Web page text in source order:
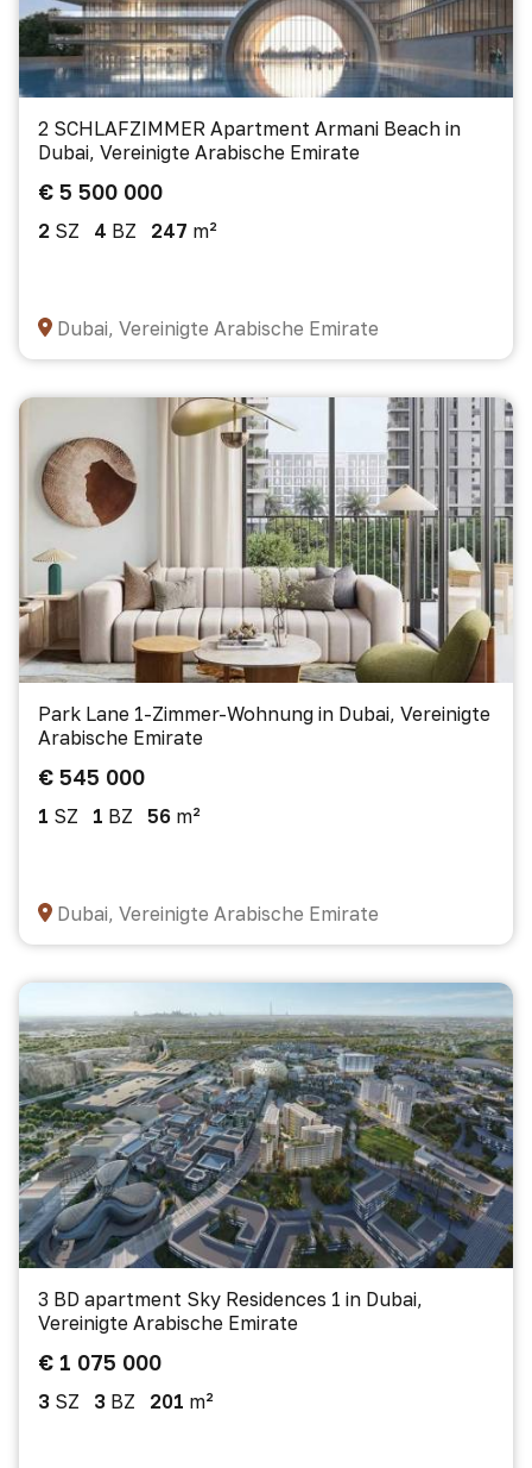
2 SCHLAFZIMMER Apartment Armani Beach in
Dubai, Vereinigte Arabische Emirate
€ 5 500 000
2 SZ 4 BZ 247 m²
Dubai, Vereinigte Arabische Emirate
Park Lane 1-Zimmer-Wohnung in Dubai, Vereinigte
Arabische Emirate
€ 545 000
1 SZ 1 BZ 56 m²
Dubai, Vereinigte Arabische Emirate
3 BD apartment Sky Residences 1 in Dubai,
Vereinigte Arabische Emirate
€ 1 075 000
3 SZ 3 BZ 201 m²